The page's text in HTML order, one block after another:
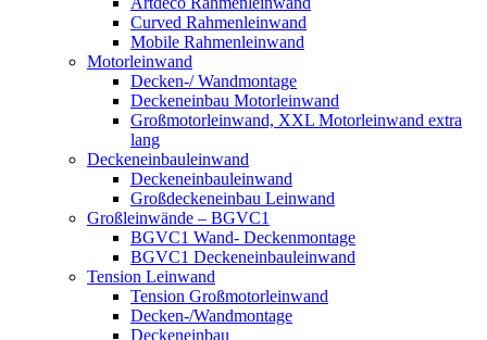
Curved Rahmenleinwand
Mobile Rahmenleinwand
Motorleinwand
Decken-/ Wandmontage
Deckeneinbau Motorleinwand
Großmotorleinwand, XXL Motorleinwand extra
lang
Deckeneinbauleinwand
Deckeneinbauleinwand
Großdeckeneinbau Leinwand
Großleinwände – BGVC1
BGVC1 Wand- Deckenmontage
BGVC1 Deckeneinbauleinwand
Tension Leinwand
Tension Großmotorleinwand
Decken-/Wandmontage
Deckeneinbau